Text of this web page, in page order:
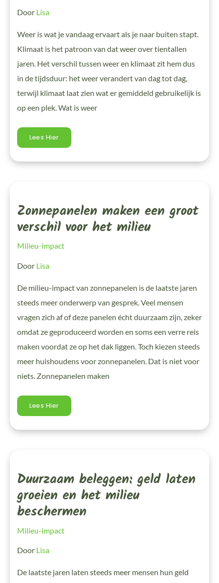
Door Lisa
Weer is wat je vandaag ervaart als je naar buiten stapt.
Klimaat is het patroon van dat weer over tientallen
jaren. Het verschil tussen weer en klimaat zit hem dus
in de tijdsduur: het weer verandert van dag tot dag,
terwijl klimaat laat zien wat er gemiddeld gebruikelijk is
op een plek. Wat is weer
Lees Hier
Zonnepanelen maken een groot
verschil voor het milieu
Milieu-impact
Door Lisa
De milieu-impact van zonnepanelen is de laatste jaren
steeds meer onderwerp van gesprek. Veel mensen
vragen zich af of deze panelen écht duurzaam zijn, zeker
omdat ze geproduceerd worden en soms een verre reis
maken voordat ze op het dak liggen. Toch kiezen steeds
meer huishoudens voor zonnepanelen. Dat is niet voor
niets. Zonnepanelen maken
Groot
Verschil
Het
Milieu
Lees Hier
Duurzaam beleggen: geld laten
groeien en het milieu
beschermen
Milieu-impact
Door Lisa
De laatste jaren laten steeds meer mensen hun geld
Laten
Groeien
Het
Milieu
Beschermen